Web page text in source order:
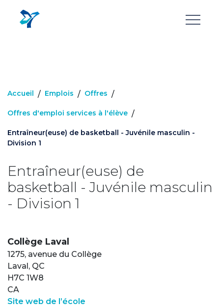
contenu
Accueil / Emplois / Offres /
Offres d'emploi services à l'élève /
Entraîneur(euse) de basketball - Juvénile masculin -
Division 1
Entraîneur(euse) de
basketball - Juvénile masculin
- Division 1
Collège Laval
1275, avenue du Collège
Laval, QC
H7C 1W8
CA
Site web de l’école